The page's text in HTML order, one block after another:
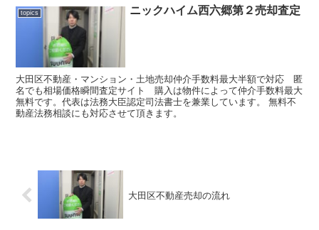
topics ニックハイム西六郷第２売却査定
大田区不動産・マンション・土地売却仲介手数料最大半額で対応 匿
名でも相場価格瞬間査定サイト 購入は物件によって仲介手数料最大
無料です。代表は法務大臣認定司法書士を兼業しています。 無料不
動産法務相談にも対応させて頂きます。
大田区不動産売却の流れ